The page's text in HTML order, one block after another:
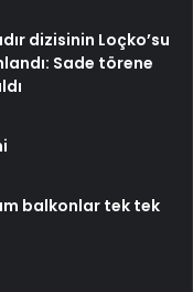
dizisinin Loçko’su
Sade törene
balkonlar tek tek